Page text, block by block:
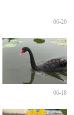
06-20
06-18